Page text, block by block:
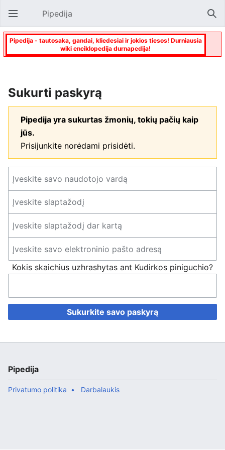
Atverti pagrindinį meniu Pipedija
Pipedija - tautosaka, gandai, kliedesiai ir jokios tiesos! Durniausia
wiki enciklopedija durnapedija!
Sukurti paskyrą
Pipedija yra sukurtas žmonių, tokių pačių kaip
jūs.
Prisijunkite norėdami prisidėti.
Kokis skaichius uzhrashytas ant Kudirkos piniguchio?
Sukurkite savo paskyrą
Pipedija
Privatumo politika Darbalaukis